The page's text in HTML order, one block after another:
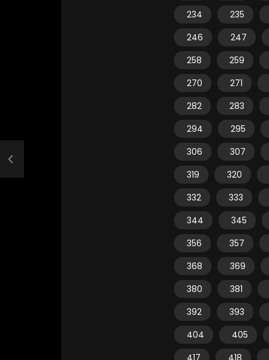
234
235
246
247
258
259
270
271
282
283
294
295
306
307
319
320
332
333
344
345
356
357
368
369
380
381
392
393
404
405